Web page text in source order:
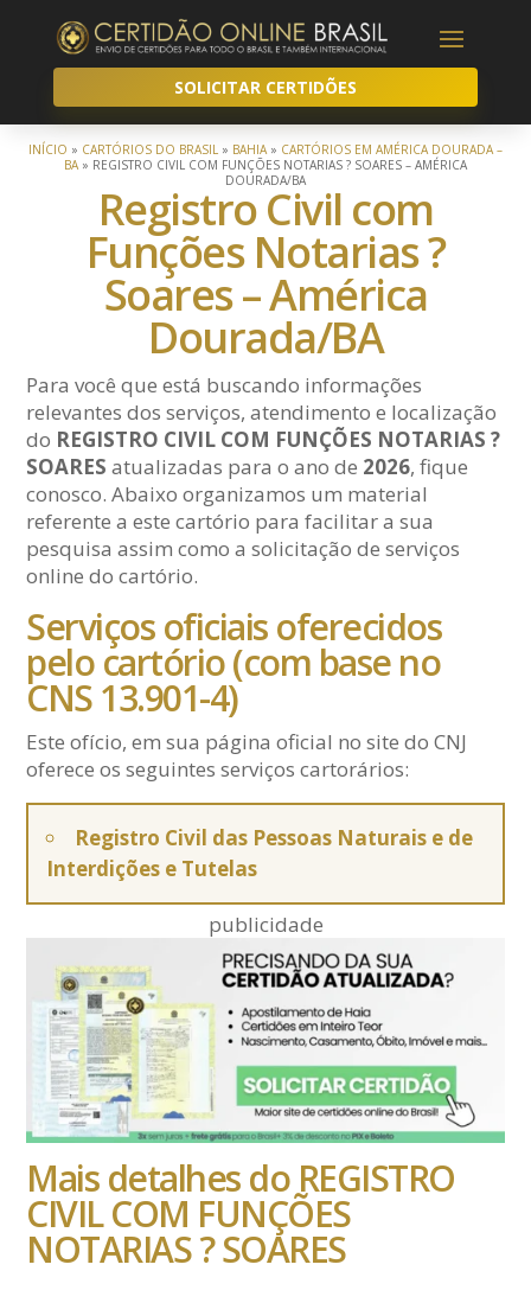
SOLICITAR CERTIDÕES
INÍCIO » CARTÓRIOS DO BRASIL » BAHIA» CARTÓRIOS EM AMÉRICA DOURADA –
BA» REGISTRO CIVIL COM FUNÇÕES NOTARIAS ? SOARES – AMÉRICA
DOURADA/BA
Registro Civil com
Funções Notarias ?
Soares – América
Dourada/BA
Para você que está buscando informações
relevantes dos serviços, atendimento e localização
do REGISTRO CIVIL COM FUNÇÕES NOTARIAS ?
SOARES atualizadas para o ano de 2026, fique
conosco. Abaixo organizamos um material
referente a este cartório para facilitar a sua
pesquisa assim como a solicitação de serviços
online do cartório.
Serviços oficiais oferecidos
pelo cartório (com base no
CNS 13.901-4)
Este ofício, em sua página oficial no site do CNJ
oferece os seguintes serviços cartorários:
Registro Civil das Pessoas Naturais e de
Interdições e Tutelas
publicidade
Mais detalhes do REGISTRO
CIVIL COM FUNÇÕES
NOTARIAS ? SOARES